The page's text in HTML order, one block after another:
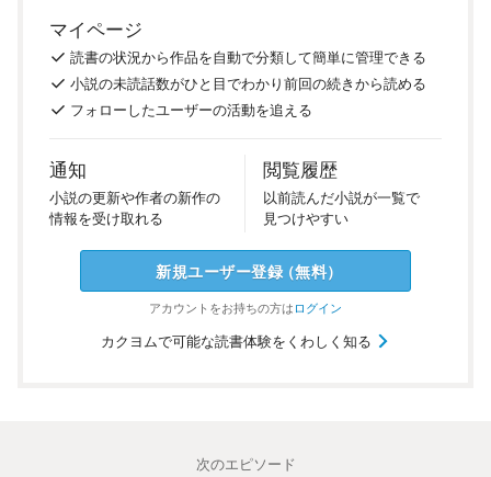
マイページ
読書の状況から作品を自動で分類して簡単に管理できる
小説の未読話数がひと目でわかり前回の続きから読める
フォローしたユーザーの活動を追える
通知
小説の更新や作者の新作の
情報を受け取れる
閲覧履歴
以前読んだ小説が一覧で
見つけやすい
新規ユーザー登録（無料）
アカウントをお持ちの方はログイン
カクヨムで可能な読書体験をくわしく知る
次のエピソード